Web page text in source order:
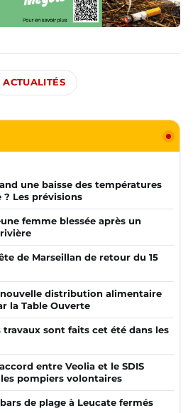
ACTUALITÉS
une baisse des températures
? Les prévisions
femme blessée après un
de Marseillan de retour du 15
nouvelle distribution alimentaire
la Table Ouverte
travaux sont faits cet été dans les
entre Veolia et le SDIS
pompiers volontaires
de plage à Leucate fermés